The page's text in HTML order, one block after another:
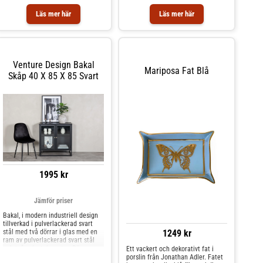
Läs mer här Läs mer här
Venture Design Bakal
Skåp 40 X 85 X 85 Svart
1995 kr
Jämför priser
Bakal, i modern industriell design
tillverkad i pulverlackerad svart
stål med två dörrar i glas med en
ram av pulverlackerad svart stål
Mariposa Fat Blå
1249 kr
Ett vackert och dekorativt fat i
porslin från Jonathan Adler. Fatet